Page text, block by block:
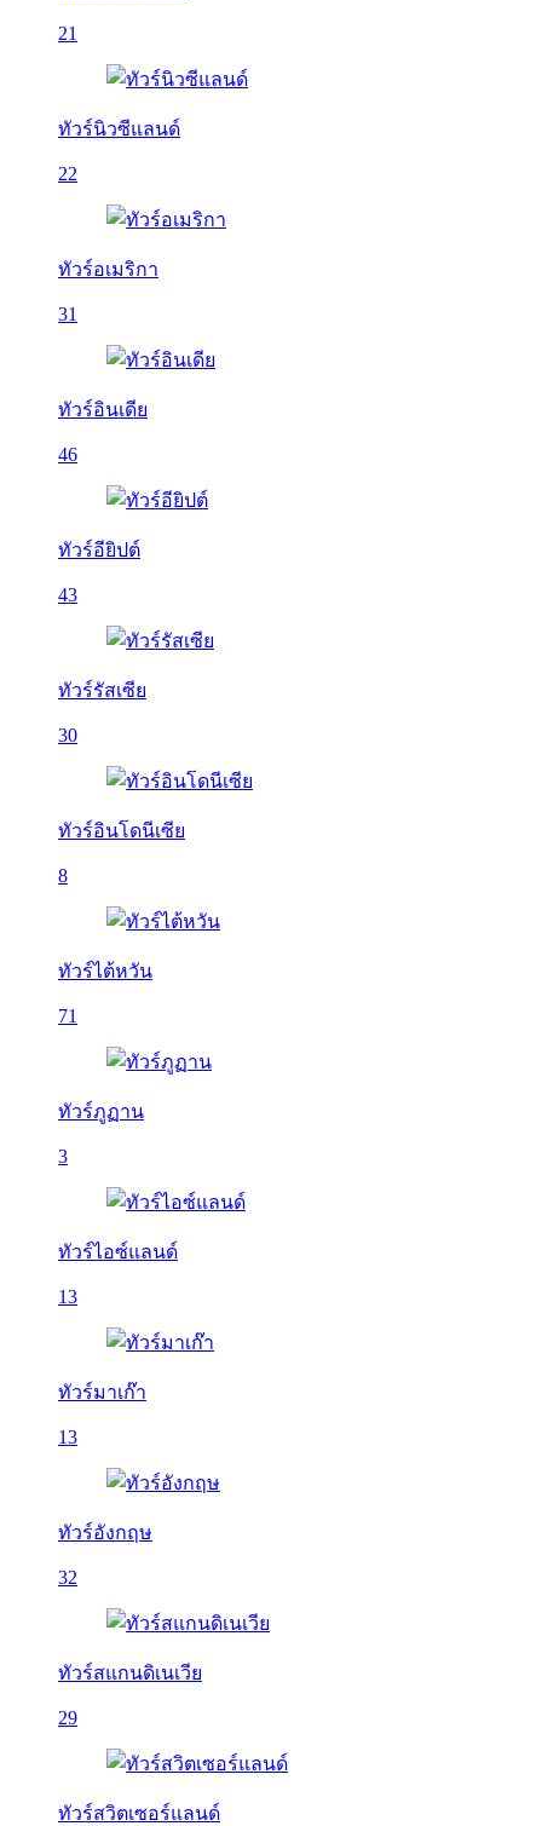
21
ทัวร์นิวซีแลนด์
22
ทัวร์อเมริกา
31
ทัวร์อินเดีย
46
ทัวร์อียิปต์
43
ทัวร์รัสเซีย
30
ทัวร์อินโดนีเซีย
8
ทัวร์ไต้หวัน
71
ทัวร์ภูฏาน
3
ทัวร์ไอซ์แลนด์
13
ทัวร์มาเก๊า
13
ทัวร์อังกฤษ
32
ทัวร์สแกนดิเนเวีย
29
ทัวร์สวิตเซอร์แลนด์